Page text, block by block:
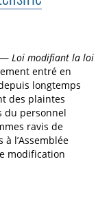
—Loi modifiant la loi
entré en
longtemps
des plaintes
du personnel
ravis de
l’Assemblée
modification